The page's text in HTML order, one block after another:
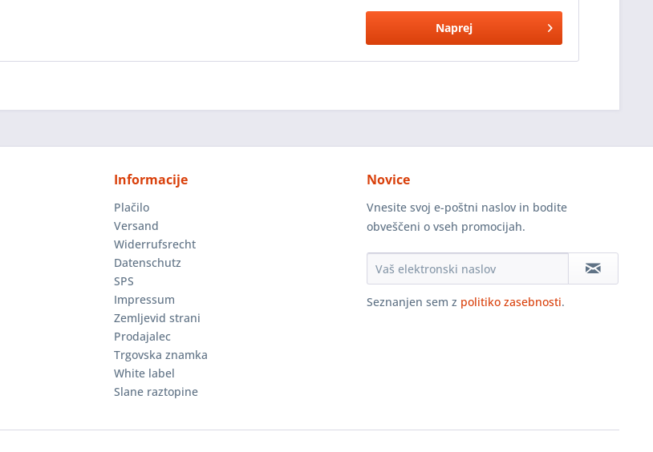
Naprej
Informacije
Plačilo
Versand
Widerrufsrecht
Datenschutz
SPS
Impressum
Zemljevid strani
Prodajalec
Trgovska znamka
White label
Slane raztopine
Novice
Vnesite svoj e-poštni naslov in bodite
obveščeni o vseh promocijah.
Seznanjen sem z politiko zasebnosti.